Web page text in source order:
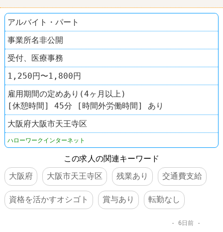
アルバイト・パート
事業所名非公開
受付、医療事務
1,250円〜1,800円
雇用期間の定めあり(4ヶ月以上)
[休憩時間] 45分 [時間外労働時間] あり
大阪府大阪市天王寺区
ハローワークインターネット
この求人の関連キーワード
大阪府
大阪市天王寺区 残業あり 交通費支給
資格を活かすオシゴト 賞与あり 転勤なし
6日前